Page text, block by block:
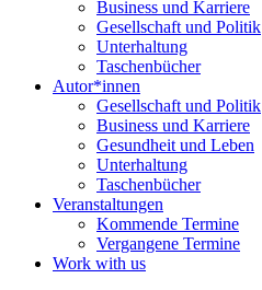
Business und Karriere
Gesellschaft und Politik
Unterhaltung
Taschenbücher
Autor*innen
Gesellschaft und Politik
Business und Karriere
Gesundheit und Leben
Unterhaltung
Taschenbücher
Veranstaltungen
Kommende Termine
Vergangene Termine
Work with us